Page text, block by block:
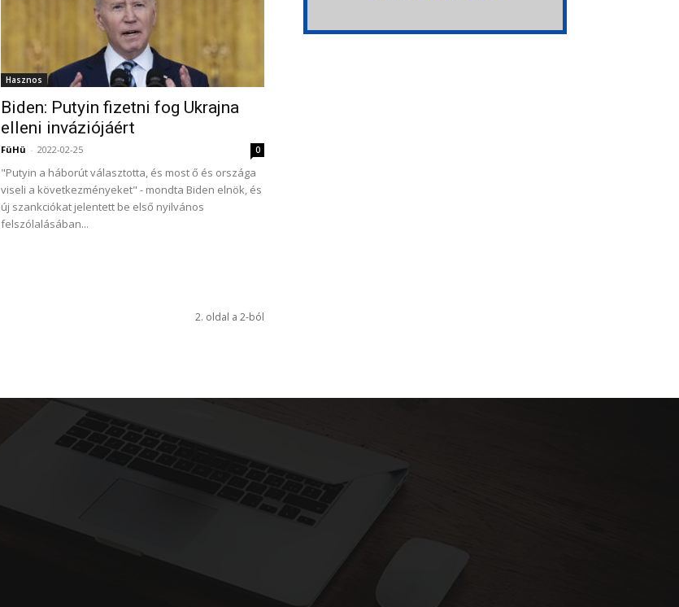
Hasznos
Biden: Putyin fizetni fog Ukrajna
elleni inváziójáért
FüHü - 2022-02-25 0
"Putyin a háborút választotta, és most ő és országa
viseli a következményeket" - mondta Biden elnök, és
új szankciókat jelentett be első nyilvános
felszólalásában...
2. oldal a 2-ból